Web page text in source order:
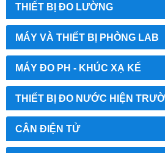
THIẾT BỊ ĐO LƯỜNG
MÁY VÀ THIẾT BỊ PHÒNG LAB
MÁY ĐO PH - KHÚC XẠ KẾ
THIẾT BỊ ĐO NƯỚC HIỆN
CÂN ĐIỆN TỬ